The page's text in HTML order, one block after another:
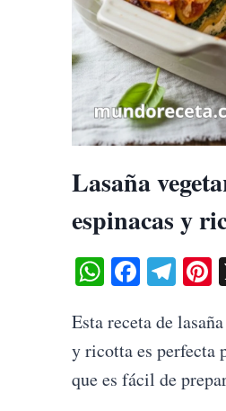
Lasaña
espinacas y
WhatsApp
Esta receta de
y ricotta es perfecta
que es fácil de